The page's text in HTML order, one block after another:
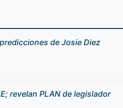
de Josie Diez
revelan PLAN de legislador